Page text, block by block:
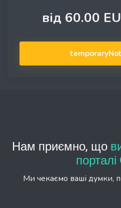
від 60.00
Нам приємно, що
Ми чекаємо ваші думки,